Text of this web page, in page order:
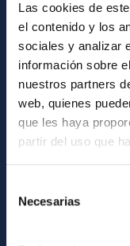
Las cookies de
el contenido y los
sociales y analizar
información sobre
nuestros partners
web, quienes
que les haya
partir del uso que
Necesarias
GENERAL INFORMATION
Contact
How to get to the
List of personnel
Library